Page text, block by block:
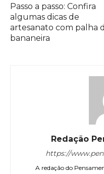
Passo a passo: Confira
algumas dicas de
artesanato com palha
bananeira
Redação
https://
A redação do